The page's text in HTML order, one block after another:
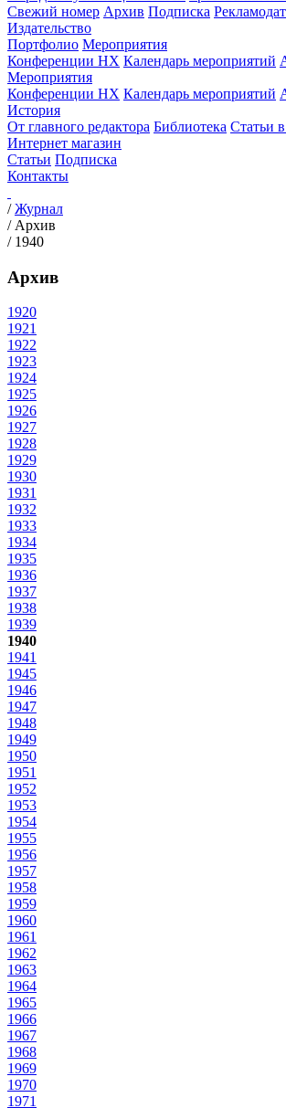
Свежий номер Архив Подписка
Издательство
Портфолио Мероприятия
Конференции НХ Календарь мероприятий
Мероприятия
Конференции НХ Календарь мероприятий
История
От главного редактора Библиотека Статьи
Интернет магазин
Статьи Подписка
Контакты
/Журнал
/ Архив
/ 1940
Архив
1920
1921
1922
1923
1924
1925
1926
1927
1928
1929
1930
1931
1932
1933
1934
1935
1936
1937
1938
1939
1940
1941
1945
1946
1947
1948
1949
1950
1951
1952
1953
1954
1955
1956
1957
1958
1959
1960
1961
1962
1963
1964
1965
1966
1967
1968
1969
1970
1971